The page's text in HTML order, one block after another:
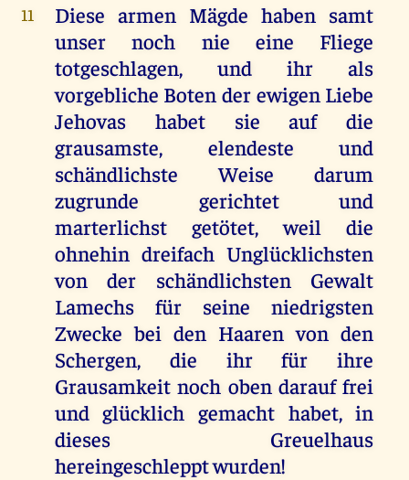
11
Diese armen Mägde haben samt
unser noch nie eine Fliege
totgeschlagen, und ihr als
vorgebliche Boten der ewigen Liebe
Jehovas habet sie auf die
grausamste, elendeste und
schändlichste Weise darum
zugrunde gerichtet und
marterlichst getötet, weil die
ohnehin dreifach Unglücklichsten
von der schändlichsten Gewalt
Lamechs für seine niedrigsten
Zwecke bei den Haaren von den
Schergen, die ihr für ihre
Grausamkeit noch oben darauf frei
und glücklich gemacht habet, in
dieses Greuelhaus
hereingeschleppt wurden!